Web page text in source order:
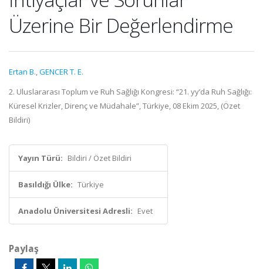
Üzerine Bir Değerlendirme
Ertan B.,GENCER T. E.
2. Uluslararası Toplum ve Ruh Sağlığı Kongresi: “21. yy’da Ruh Sağlığı:
Küresel Krizler, Direnç ve Müdahale”, Türkiye, 08 Ekim 2025, (Özet
Bildiri)
Yayın Türü: Bildiri / Özet Bildiri
Basıldığı Ülke: Türkiye
Anadolu Üniversitesi Adresli: Evet
Paylaş